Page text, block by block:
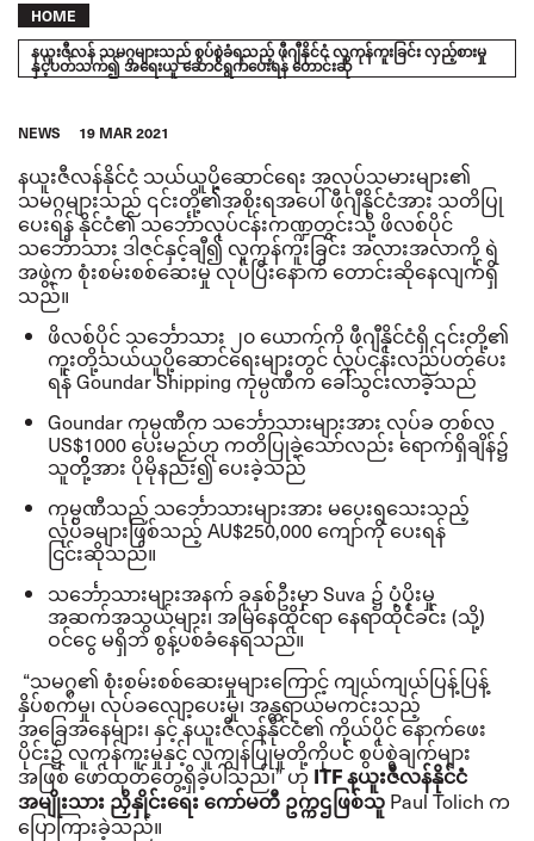
Breadcrumb
HOME
နယူးဇီလန် သမဂ္ဂများသည် စွပ်စွဲခံရသည့် ဖီဂျီနိုင်ငံ လူကုန်ကူးခြင်း လှည့်စားမှု
နှင့်ပတ်သက်၍ အရေးယူ ဆောင်ရွက်ပေးရန် တောင်းဆို
NEWS 19 MAR 2021
နယူးဇီလန်နိုင်ငံ သယ်ယူပို့ဆောင်ရေး အလုပ်သမားများ၏
သမဂ္ဂများသည် ၎င်းတို့၏အစိုးရအပေါ် ဖီဂျီနိုင်ငံအား သတိပြု
ပေးရန်နိုင်ငံ၏ သင်္ဘောလုပ်ငန်းကဏ္ဍတွင်းသို့ ဖိလစ်ပိုင်
သင်္ဘောသား ဒါဇင်နှင့်ချီ၍ လူကုန်ကူးခြင်း အလားအလာကို ရဲ
အဖွဲ့က စုံးစမ်းစစ်ဆေးမှုလုပ်ပြီးနောက် တောင်းဆိုနေလျက်ရှိ
သည်။
ဖိလစ်ပိုင် သင်္ဘောသား ၂၀ ယောက်ကို ဖီဂျီနိုင်ငံရှိ ၎င်းတို့၏
ကူးတို့သယ်ယူပို့ဆောင်ရေးများတွင် လုပ်ငန်းလည်ပတ်ပေး
ရန်Goundar Shipping ကုမ္ပဏီက ခေါ်သွင်းလာခဲ့သည်
Goundar ကုမ္ပဏီက သင်္ဘောသားများအား လုပ်ခ တစ်လ
US$1000ပေးမည်ဟု ကတိပြုခဲ့သော်လည်း ရောက်ရှိချိန်၌
သူတိို့အား ပိုမိုနည်း၍ ပေးခဲ့သည်
ကုမ္ပဏီသည် သင်္ဘောသားများအား မပေးရသေးသည့်
လုပ်ခများဖြစ်သည့် AU$250,000ကျော်ကို ပေးရန်
ငြင်းဆိုသည်။
သင်္ဘောသားများအနက် ခုနှစ်ဦးမှာSuva ၌ ပံ့ပိုးမှု
အဆက်အသွယ်များ၊ အမြဲနေထိုင်ရာ နေရာထိုင်ခင်း (သို့)
ဝင်ငွေ မရှိဘဲ စွန့်ပစ်ခံနေရသည်။
“သမဂ္ဂ၏ စုံးစမ်းစစ်ဆေးမှုများကြောင့် ကျယ်ကျယ်ပြန့်ပြန့်
နှိပ်စက်မှု၊ လုပ်ခလျော့ပေးမှု၊ အန္တရာယ်မကင်းသည့်
အခြေအနေများ၊ နှင့် နယူးဇီလန်နိုင်ငံ၏ ကိုယ်ပိုင် နောက်ဖေး
ပိုင်း၌ လူကုန်ကူးမှုနှင့် လူကျွန်ပြုမှုတို့ကိုပင် စွပ်စွဲချက်များ
အဖြစ် ဖော်ထုတ်တွေ့ရှိခဲ့ပါသည်၊”ဟု ITFနယူးဇီလန်နိုင်ငံ
အမျိုးသား ညှိနှိုင်းရေး ကော်မတီ ဥက္ကဌဖြစ်သူ Paul Tolich က
ပြောကြားခဲ့သည်။